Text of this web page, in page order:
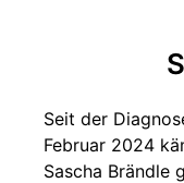
Seit der
Februar 2024
Sascha Brändle